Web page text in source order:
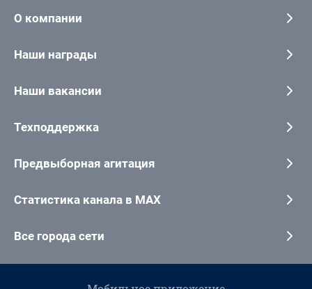
О компании
Наши награды
Наши вакансии
Техподдержка
Предвыборная агитация
Статистика канала в MAX
Все города сети